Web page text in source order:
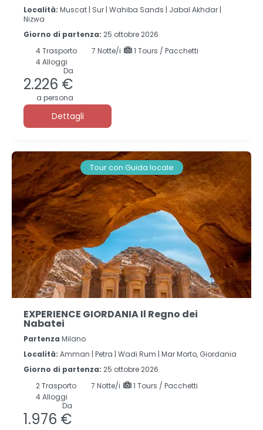
Località: Muscat | Sur | Wahiba Sands | Jabal Akhdar |
Nizwa
Giorno di partenza: 25 ottobre 2026
4Trasporto 7 Notte/i
1 Tours / Pacchetti
4 Alloggi
Da
2.226 €
a persona
Dettagli
Tour con Guida locale
EXPERIENCE GIORDANIA Il Regno dei
Nabatei
Partenza Milano
Località: Amman | Petra | Wadi Rum | Mar Morto, Giordania
Giorno di partenza: 25 ottobre 2026
2Trasporto 7 Notte/i
1 Tours / Pacchetti
4 Alloggi
Da
1.976 €